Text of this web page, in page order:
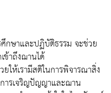
กษาและปฏิบัติธรรม จะช่วย
ข้าถึงฌานได้
ให้เรามีสติในการพิจารณาสิ่ง
ารเจริญปัญญาและฌาน